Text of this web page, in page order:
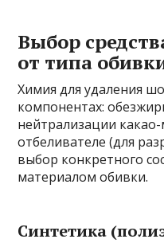
Выбор
от типа
Химия для удаления
компонентах:
нейтрализации
отбеливателе (для
выбор конкретного
материалом обивки.
Синтетика